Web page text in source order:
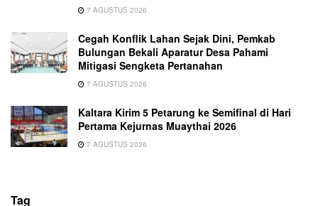
7 AGUSTUS 2026
Cegah Konflik Lahan Sejak Dini, Pemkab
Bulungan Bekali Aparatur Desa Pahami
Mitigasi Sengketa Pertanahan
7 AGUSTUS 2026
Kaltara Kirim 5 Petarung ke Semifinal di Hari
Pertama Kejurnas Muaythai 2026
7 AGUSTUS 2026
Tag